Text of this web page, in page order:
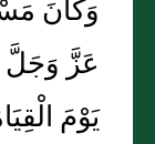
وَكَانَ
عَزَّ وَجَلَّ
يَوْمَ